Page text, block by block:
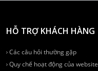
HỖ TRỢ KHÁCH HÀNG
Các câu hỏi thường gặp
Quy chế hoạt động của website